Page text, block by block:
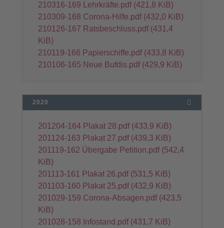
210316-169 Lehrkräfte.pdf (421,8 KiB)
210309-168 Corona-Hilfe.pdf (432,0 KiB)
210126-167 Ratsbeschluss.pdf (431,4
KiB)
210119-166 Papierschiffe.pdf (433,8 KiB)
210106-165 Neue Bufdis.pdf (429,9 KiB)
2020
201204-164 Plakat 28.pdf (433,9 KiB)
201124-163 Plakat 27.pdf (439,3 KiB)
201119-162 Übergabe Petition.pdf (542,4
KiB)
201113-161 Plakat 26.pdf (531,5 KiB)
201103-160 Plakat 25.pdf (432,9 KiB)
201029-159 Corona-Absagen.pdf (423,5
KiB)
201028-158 Infostand.pdf (431,7 KiB)